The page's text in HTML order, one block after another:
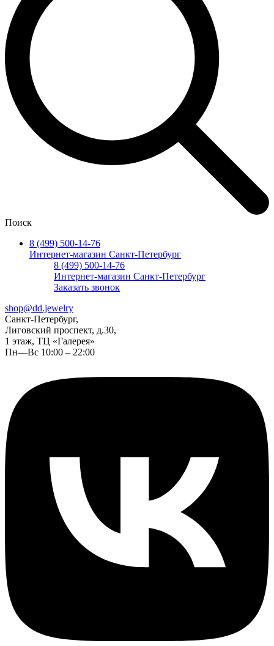
Поиск
8 (499) 500-14-76
Интернет-магазин Санкт-Петербург
8 (499) 500-14-76
Интернет-магазин Санкт-Петербург
Заказать звонок
shop@dd.jewelry
Санкт-Петербург,
Лиговский проспект, д.30,
1 этаж, ТЦ «Галерея»
Пн—Вс 10:00 – 22:00